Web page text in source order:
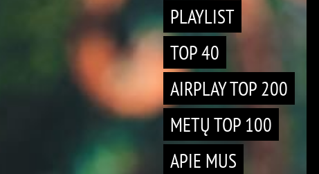
PLAYLIST
TOP 40
AIRPLAY TOP 200
METŲ TOP 100
APIE MUS